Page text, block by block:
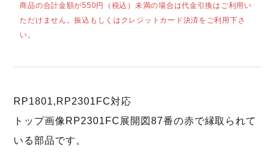
商品の合計金額が550円（税込）未満の場合は代金引換はご利用い
ただけません。振込もしくはクレジットカード決済をご利用下さ
い。
RP1801,RP2301FC対応
トップ画像RP2301FC展開図87番の赤で縁取られて
いる部品です。